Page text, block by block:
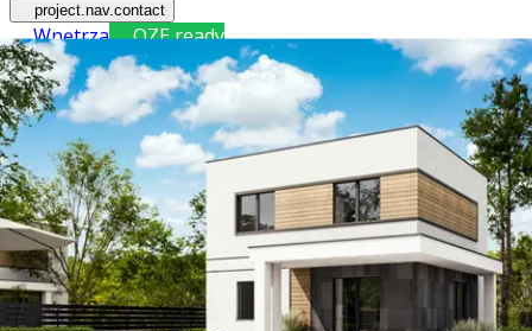
project.nav.contact
Wnętrza OZE ready